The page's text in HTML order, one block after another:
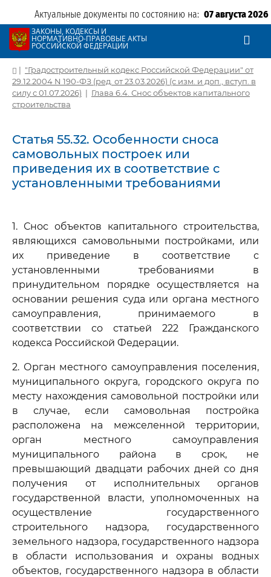
Актуальные документы по состоянию на: 07 августа 2026
ЗАКОНЫ, КОДЕКСЫ И
НОРМАТИВНО-ПРАВОВЫЕ АКТЫ
РОССИЙСКОЙ ФЕДЕРАЦИИ
| "Градостроительный кодекс Российской Федерации" от
29.12.2004 N 190-ФЗ (ред. от 23.03.2026) (с изм. и доп., вступ. в
силу с 01.07.2026) | Глава 6.4. Снос объектов капитального
строительства
Статья 55.32. Особенности сноса
самовольных построек или
приведения их в соответствие с
установленными требованиями
1. Снос объектов капитального строительства,
являющихся самовольными постройками, или
их приведение в соответствие с
установленными требованиями в
принудительном порядке осуществляется на
основании решения суда или органа местного
самоуправления, принимаемого в
соответствии со статьей 222 Гражданского
кодекса Российской Федерации.
2. Орган местного самоуправления поселения,
муниципального округа, городского округа по
месту нахождения самовольной постройки или
в случае, если самовольная постройка
расположена на межселенной территории,
орган местного самоуправления
муниципального района в срок, не
превышающий двадцати рабочих дней со дня
получения от исполнительных органов
государственной власти, уполномоченных на
осуществление государственного
строительного надзора, государственного
земельного надзора, государственного надзора
в области использования и охраны водных
объектов, государственного надзора в области